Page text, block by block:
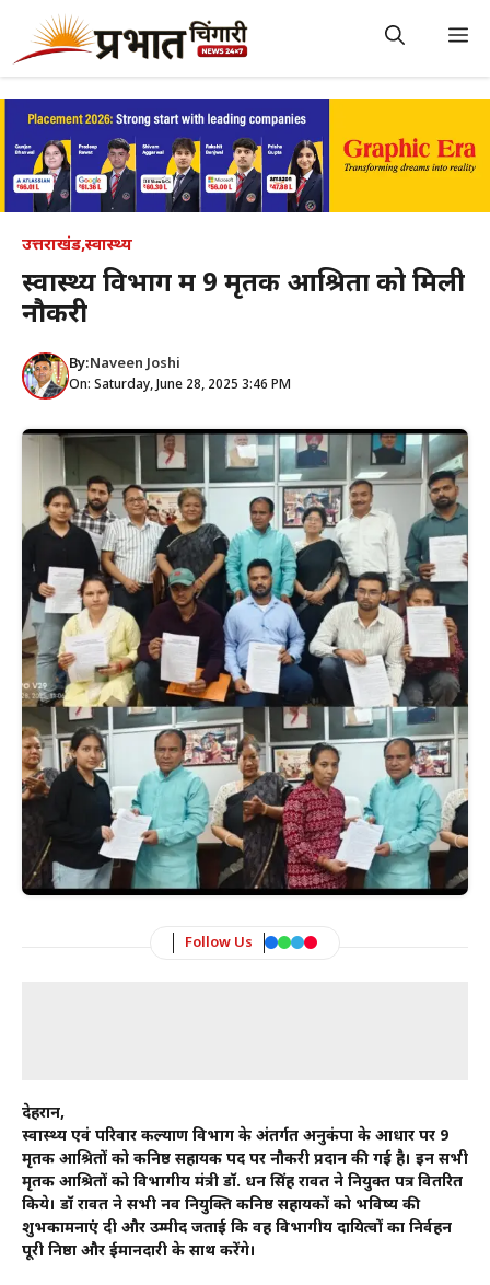
content
उत्तराखंड,स्वास्थ्य
स्वास्थ्य विभाग में 9 मृतक आश्रितों को मिली
नौकरी
By:Naveen Joshi
On: Saturday, June 28, 2025 3:46 PM
Follow Us
देहरादून,
स्वास्थ्य एवं परिवार कल्याण विभाग के अंतर्गत अनुकंपा के आधार पर 9
मृतक आश्रितों को कनिष्ठ सहायक पद पर नौकरी प्रदान की गई है। इन सभी
मृतक आश्रितों को विभागीय मंत्री डॉ. धन सिंह रावत ने नियुक्त पत्र वितरित
किये। डॉ रावत ने सभी नव नियुक्ति कनिष्ठ सहायकों को भविष्य की
शुभकामनाएं दी और उम्मीद जताई कि वह विभागीय दायित्वों का निर्वहन
पूरी निष्ठा और ईमानदारी के साथ करेंगे।